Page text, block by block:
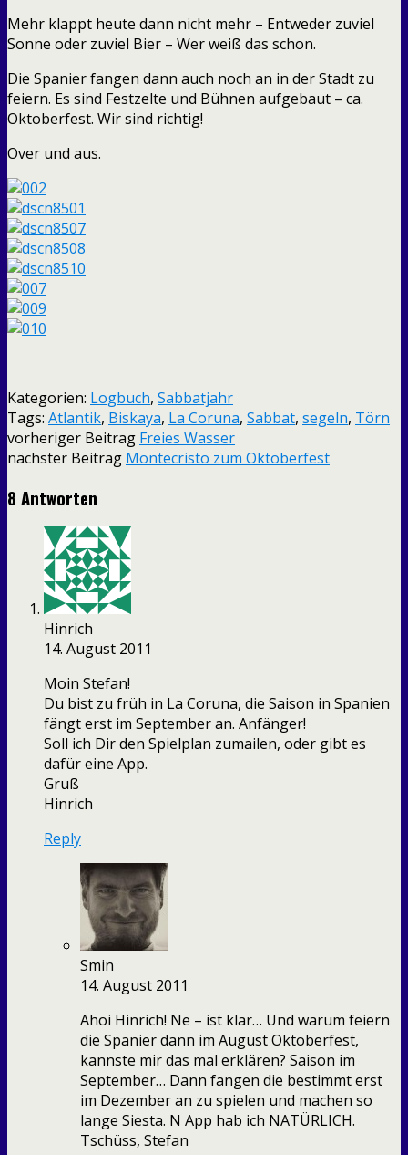
Mehr klappt heute dann nicht mehr – Entweder zuviel
Sonne oder zuviel Bier – Wer weiß das schon.
Die Spanier fangen dann auch noch an in der Stadt zu
feiern. Es sind Festzelte und Bühnen aufgebaut – ca.
Oktoberfest. Wir sind richtig!
Over und aus.
Kategorien: Logbuch, Sabbatjahr
Tags: Atlantik, Biskaya, La Coruna, Sabbat, segeln, Törn
vorheriger Beitrag Freies Wasser
nächster Beitrag Montecristo zum Oktoberfest
8 Antworten
Hinrich
14. August 2011
Moin Stefan!
Du bist zu früh in La Coruna, die Saison in Spanien
fängt erst im September an. Anfänger!
Soll ich Dir den Spielplan zumailen, oder gibt es
dafür eine App.
Gruß
Hinrich
Reply
Smin
14. August 2011
Ahoi Hinrich! Ne – ist klar… Und warum feiern
die Spanier dann im August Oktoberfest,
kannste mir das mal erklären? Saison im
September… Dann fangen die bestimmt erst
im Dezember an zu spielen und machen so
lange Siesta. N App hab ich NATÜRLICH.
Tschüss, Stefan